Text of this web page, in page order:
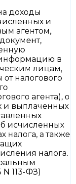
доходы
и
агентом,
в
лицам,
налогового
агента), о
и выплаченных
исчисленных
налога, а также
налога.
N 113-ФЗ)